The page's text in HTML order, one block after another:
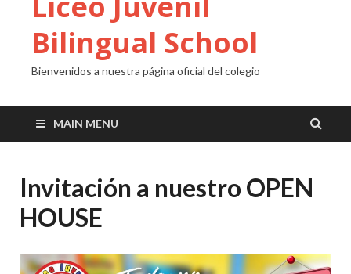
Bilingual School
Bienvenidos a nuestra página oficial del colegio
MAIN MENU
Invitación a nuestro OPEN
HOUSE